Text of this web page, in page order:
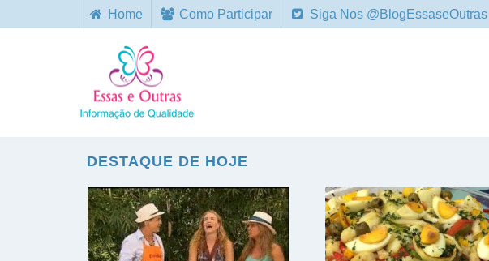
Home Como Participar Siga Nos @BlogEssaseOutras
DESTAQUE DE HOJE